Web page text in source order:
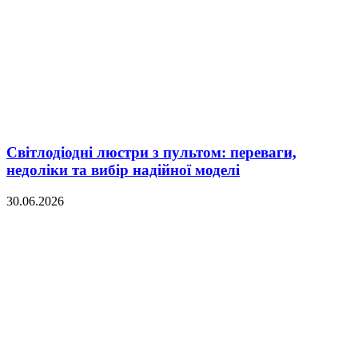
Світлодіодні люстри з пультом: переваги,
недоліки та вибір надійної моделі
30.06.2026